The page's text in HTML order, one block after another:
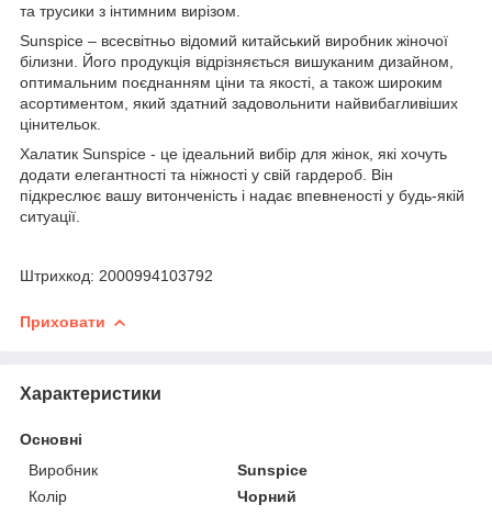
та трусики з інтимним вирізом.
Sunspice – всесвітньо відомий китайський виробник жіночої
білизни. Його продукція відрізняється вишуканим дизайном,
оптимальним поєднанням ціни та якості, а також широким
асортиментом, який здатний задовольнити найвибагливіших
цінительок.
Халатик Sunspice - це ідеальний вибір для жінок, які хочуть
додати елегантності та ніжності у свій гардероб. Він
підкреслює вашу витонченість і надає впевненості у будь-якій
ситуації.
Штрихкод: 2000994103792
Приховати
Характеристики
Основні
Виробник
Sunspice
Колір
Чорний